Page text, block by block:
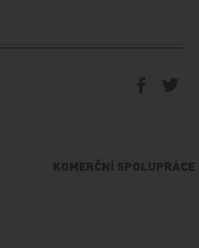
KOMERČNÍ SPOLUPRÁCE